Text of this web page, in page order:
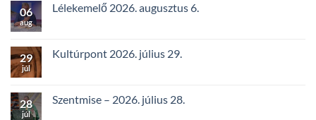
06
aug
Lélekemelő 2026. augusztus 6.
29
júl
Kultúrpont 2026. július 29.
28
júl
Szentmise – 2026. július 28.